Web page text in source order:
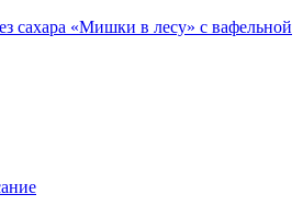
сахара «Мишки в лесу» с вафельной